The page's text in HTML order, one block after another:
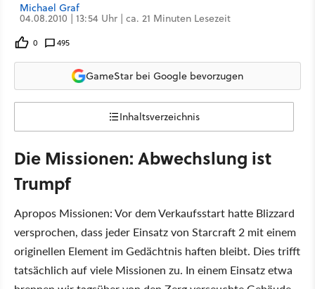
Michael Graf
04.08.2010 | 13:54 Uhr | ca. 21 Minuten Lesezeit
0 495
GameStar bei Google bevorzugen
Inhaltsverzeichnis
Die Missionen: Abwechslung ist
Trumpf
Apropos Missionen: Vor dem Verkaufsstart hatte Blizzard
versprochen, dass jeder Einsatz von Starcraft 2 mit einem
originellen Element im Gedächtnis haften bleibt. Dies trifft
tatsächlich auf viele Missionen zu. In einem Einsatz etwa